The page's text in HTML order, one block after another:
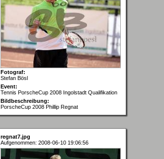
Fotograf:
Stefan Bösl
Event:
Tennis PorscheCup 2008 Ingolstadt Qualifikation
Bildbeschreibung:
PorscheCup 2008 Phillip Regnat
regnat7.jpg
Aufgenommen: 2008-06-10 19:06:56